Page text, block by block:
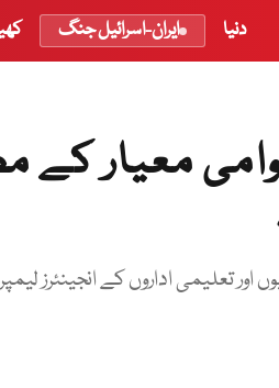
دنیا ایران-اسرائیل جنگ
معیار کے
تعلیمی اداروں کے انجینئرز